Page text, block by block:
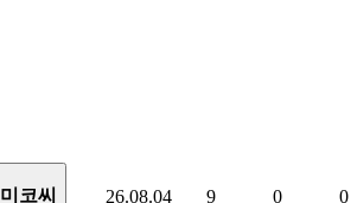
미코씨 26.08.04 9 0 0